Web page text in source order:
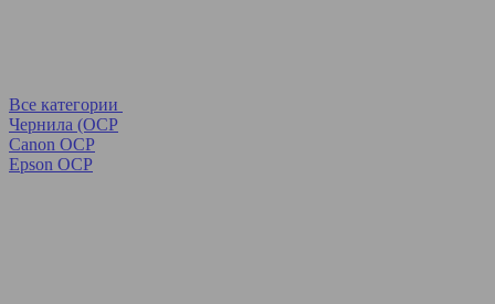
Все категории
Чернила (OCP
Canon OCP
Epson OCP